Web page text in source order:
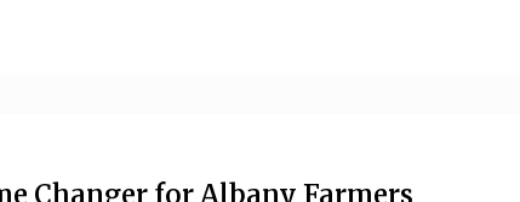
Changer for Albany Farmers